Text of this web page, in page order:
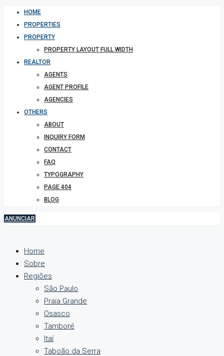
HOME
PROPERTIES
PROPERTY
PROPERTY LAYOUT FULL WIDTH
REALTOR
AGENTS
AGENT PROFILE
AGENCIES
OTHERS
ABOUT
INQUIRY FORM
CONTACT
FAQ
TYPOGRAPHY
PAGE 404
BLOG
ANUNCIAR
Home
Sobre
Regiões
São Paulo
Praia Grande
Osasco
Tamboré
Itaí
Taboão da Serra